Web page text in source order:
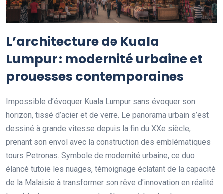
L’architecture de Kuala
Lumpur : modernité urbaine et
prouesses contemporaines
Impossible d’évoquer Kuala Lumpur sans évoquer son
horizon, tissé d’acier et de verre. Le panorama urbain s’est
dessiné à grande vitesse depuis la fin du XXe siècle,
prenant son envol avec la construction des emblématiques
tours Petronas. Symbole de modernité urbaine, ce duo
élancé tutoie les nuages, témoignage éclatant de la capacité
de la Malaisie à transformer son rêve d’innovation en réalité